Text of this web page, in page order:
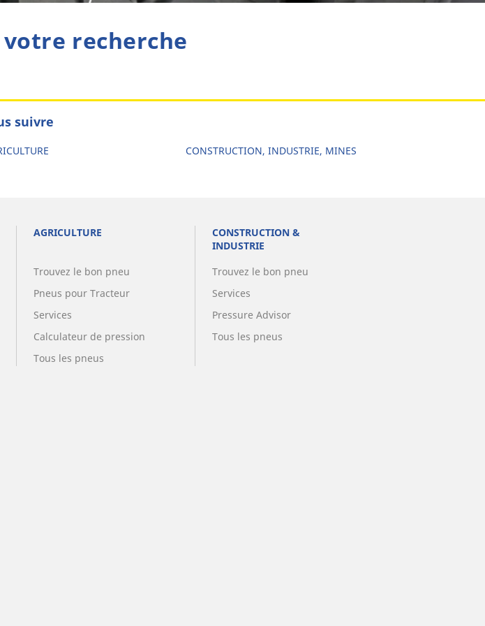
recherche
suivre
CONSTRUCTION, INDUSTRIE, MINES
AGRICULTURE
Trouvez le bon pneu
Pneus pour Tracteur
Services
Calculateur de pression
Tous les pneus
CONSTRUCTION &
INDUSTRIE
Trouvez le bon pneu
Services
Pressure Advisor
Tous les pneus